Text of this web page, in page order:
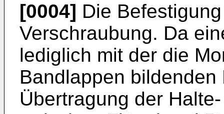
[0004] Die
Verschraubung. Da
lediglich mit der die
Bandlappen
Übertragung der